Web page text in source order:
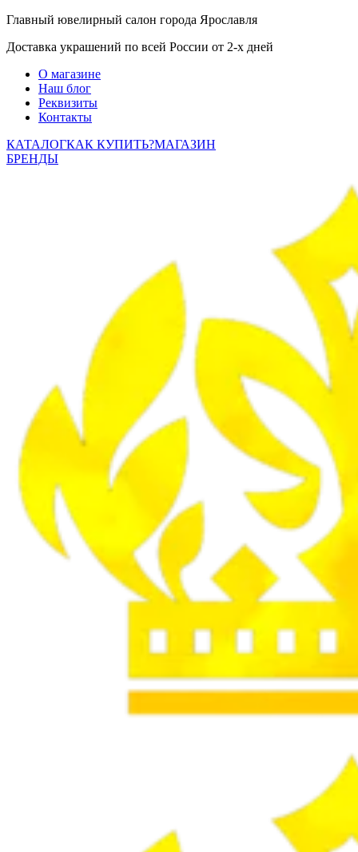
Главный ювелирный салон города Ярославля
Доставка украшений по всей России от 2-х дней
О магазине
Наш блог
Реквизиты
Контакты
КАТАЛОГКАК КУПИТЬ?МАГАЗИН
БРЕНДЫ